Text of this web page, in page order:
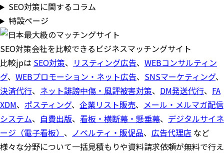
SEO対策に関するコラム
特設ページ
SEO対策会社を比較できるビジネスマッチングサイト
比較jpは SEO対策、 リスティング広告、 WEBコンサルティン
グ、 WEBプロモーション・ネット広告、 SNSマーケティング、
決済代行、 ネット誹謗中傷・風評被害対策、 DM発送代行、 FA
XDM、 ポスティング、 企業リスト販売、 メール・メルマガ配信
システム、 自費出版、 看板・横断幕・懸垂幕、 デジタルサイネ
ージ（電子看板） 、 ノベルティ・販促品、 広告代理店 など
様々な分野について一括見積もりや資料請求依頼が無料で行え